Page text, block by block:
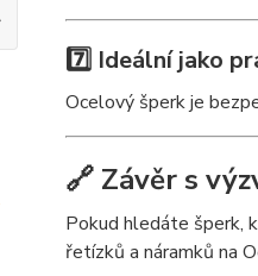
7️⃣ Ideální jako
Ocelový šperk je
🔗 Závěr s
Pokud hledáte šperk,
řetízků a náramků na